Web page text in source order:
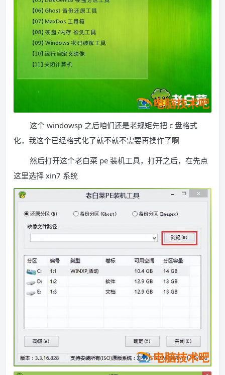
这个 windowsp 之后咱们还是老规矩先把 c 盘格式
化，我这个已经格式化了就不就不需要再操作了啊
然后打开这个老白菜 pe 装机工具，打开之后，在先点
这里选择 xin7 系统